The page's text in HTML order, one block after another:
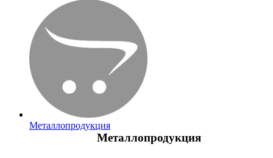
Металлопродукция
Металлопродукция